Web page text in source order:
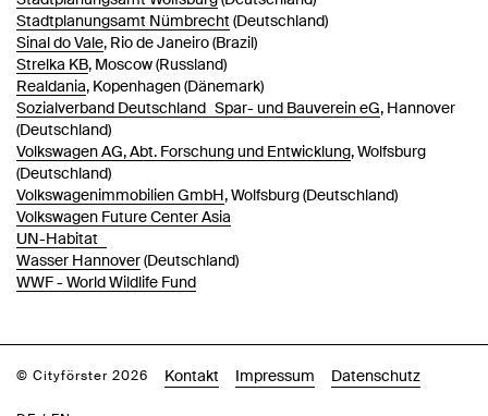
Stadtplanungsamt Nümbrecht (Deutschland)
Sinal do Vale, Rio de Janeiro (Brazil)
Strelka KB, Moscow (Russland)
Realdania, Kopenhagen (Dänemark)
Sozialverband Deutschland Spar- und Bauverein eG, Hannover
(Deutschland)
Volkswagen AG, Abt. Forschung und Entwicklung, Wolfsburg
(Deutschland)
Volkswagenimmobilien GmbH, Wolfsburg (Deutschland)
Volkswagen Future Center Asia
UN-Habitat
Wasser Hannover(Deutschland)
WWF - World Wildlife Fund
© Cityförster 2026 Kontakt Impressum Datenschutz